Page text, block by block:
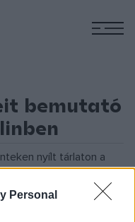
Personal
bemutató
nyílt tárlaton a
a 19. századtól